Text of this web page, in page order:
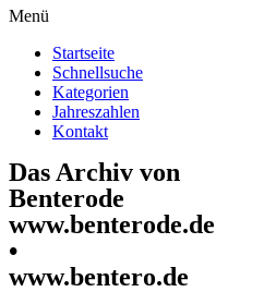
Menü
Startseite
Schnellsuche
Kategorien
Jahreszahlen
Kontakt
Das Archiv von
Benterode
www.benterode.de
•
www.bentero.de